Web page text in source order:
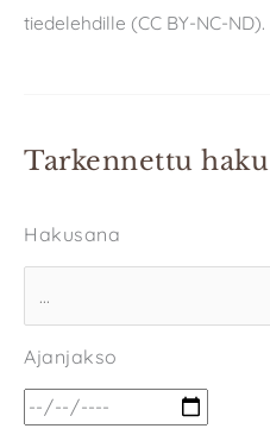
tiedelehdille (CC BY-NC-ND).
Tarkennettu haku
Hakusana
Ajanjakso